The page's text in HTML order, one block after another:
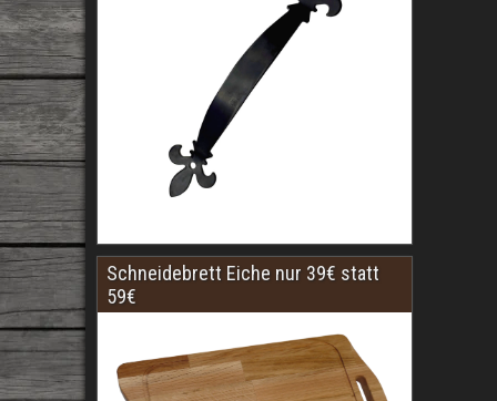
Schneidebrett Eiche nur 39€ statt
59€